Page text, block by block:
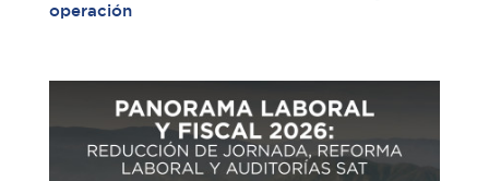
operación